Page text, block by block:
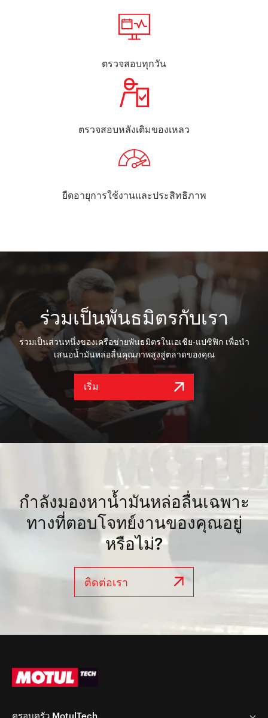
ตรวจสอบทุกวัน
ตรวจสอบหลังเติมของเหลว
ยืดอายุการใช้งานและประสิทธิภาพ
ร่วมเป็นพันธมิตรกับเรา
ร่วมเป็นส่วนหนึ่งของเครือข่ายพันธมิตรในเอเชีย-แปซิฟิก เพื่อนำ
เสนอน้ำมันหล่อลื่นคุณภาพสูงสู่ตลาดของคุณ
เริ่ม
กำลังมองหาน้ำมันหล่อลื่นเฉพาะ
ทางที่ตอบโจทย์งานของคุณอยู่
หรือไม่?
ติดต่อเรา